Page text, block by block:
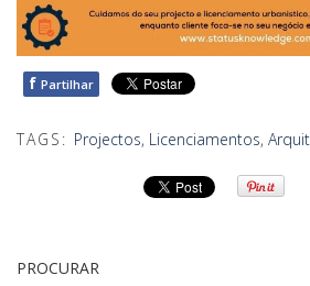
f Partilhar
TAGS: Projectos, Licenciamentos,
PROCURAR